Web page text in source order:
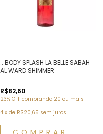
.. BODY SPLASH LA BELLE SABAH
AL WARD SHIMMER
R$82,60
23% OFF comprando 20 ou mais
4 x de R$20,65 sem juros